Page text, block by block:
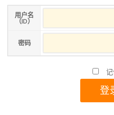
用户名
（ID）
密码